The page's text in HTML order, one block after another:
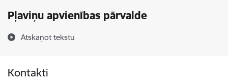
Pļaviņu apvienības pārvalde
Atskaņot tekstu
Kontakti